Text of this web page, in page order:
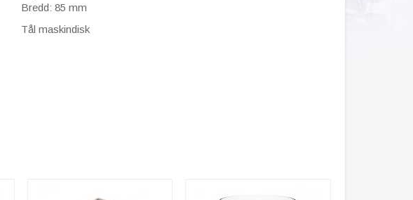
Bredd: 85 mm
Tål maskindisk